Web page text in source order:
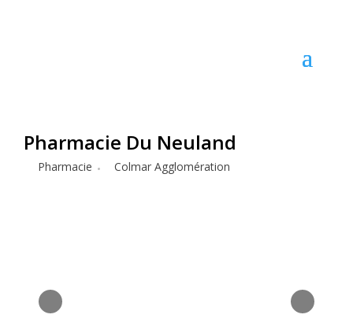
Pharmacie Du Neuland
Pharmacie Colmar Agglomération